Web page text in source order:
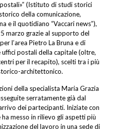
(Istituto di studi storici
della comunicazione,
e il quotidiano “Vaccari news”),
marzo grazie al supporto del
l’area Pietro La Bruna e di
postali della capitale (oltre,
per il recapito), scelti tra i più
architettonico.
della specialista Maria Grazia
serratamente già dal
dei partecipanti. Iniziate con
messo in rilievo gli aspetti più
del lavoro in una sede di